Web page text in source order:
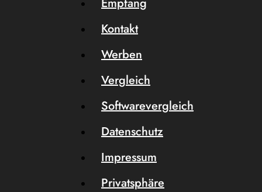
Kontakt
Werben
Vergleich
Softwarevergleich
Datenschutz
Impressum
Privatsphäre